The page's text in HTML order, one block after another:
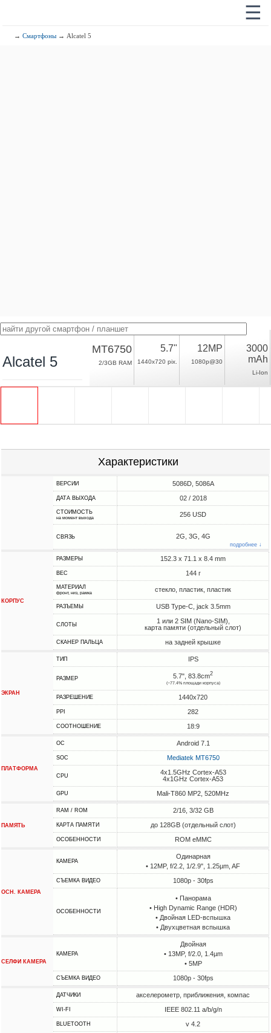
☰
→Смартфоны → Alcatel 5
Alcatel 5
MT6750
2/3GB RAM
5.7"
1440x720 pix.
12MP
1080p@30
3000
mAh
Li-Ion
Характеристики
ВЕРСИИ 5086D, 5086A
ДАТА ВЫХОДА 02 / 2018
СТОИМОСТЬ
на момент выхода 256 USD
СВЯЗЬ 2G, 3G, 4G
подробнее ↓
КОРПУС
РАЗМЕРЫ 152.3 x 71.1 x 8.4 mm
ВЕС 144 г
МАТЕРИАЛ
фронт, низ, рамка стекло, пластик, пластик
РАЗЪЕМЫ USB Type-C, jack 3.5mm
СЛОТЫ
1 или 2 SIM (Nano-SIM),
карта памяти (отдельный слот)
СКАНЕР ПАЛЬЦА на задней крышке
ЭКРАН
ТИП IPS
РАЗМЕР 5.7", 83.8cm2
(~77.4% площади корпуса)
РАЗРЕШЕНИЕ 1440x720
PPI 282
СООТНОШЕНИЕ 18:9
ПЛАТФОРМА
ОС Android 7.1
SOC Mediatek MT6750
CPU
4x1.5GHz Cortex-A53
4x1GHz Cortex-A53
GPU Mali-T860 MP2, 520MHz
ПАМЯТЬ
RAM / ROM 2/16, 3/32 GB
КАРТА ПАМЯТИ до 128GB (отдельный слот)
ОСОБЕННОСТИ ROM eMMC
ОСН. КАМЕРА
КАМЕРА
Одинарная
• 12MP, f/2.2, 1/2.9", 1.25µm, AF
СЪЕМКА ВИДЕО 1080p - 30fps
ОСОБЕННОСТИ
• Панорама
• High Dynamic Range (HDR)
• Двойная LED-вспышка
• Двухцветная вспышка
СЕЛФИ КАМЕРА
КАМЕРА
Двойная
• 13MP, f/2.0, 1.4µm
• 5MP
СЪЕМКА ВИДЕО 1080p - 30fps
ДАТЧИКИ акселерометр, приближения, компас
WI-FI IEEE 802.11 a/b/g/n
BLUETOOTH v 4.2